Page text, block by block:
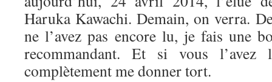
Haruka Kawachi. Demain, on verra.
ne l’avez pas encore lu, je fais une
recommandant. Et si vous l’avez
complètement me donner tort.